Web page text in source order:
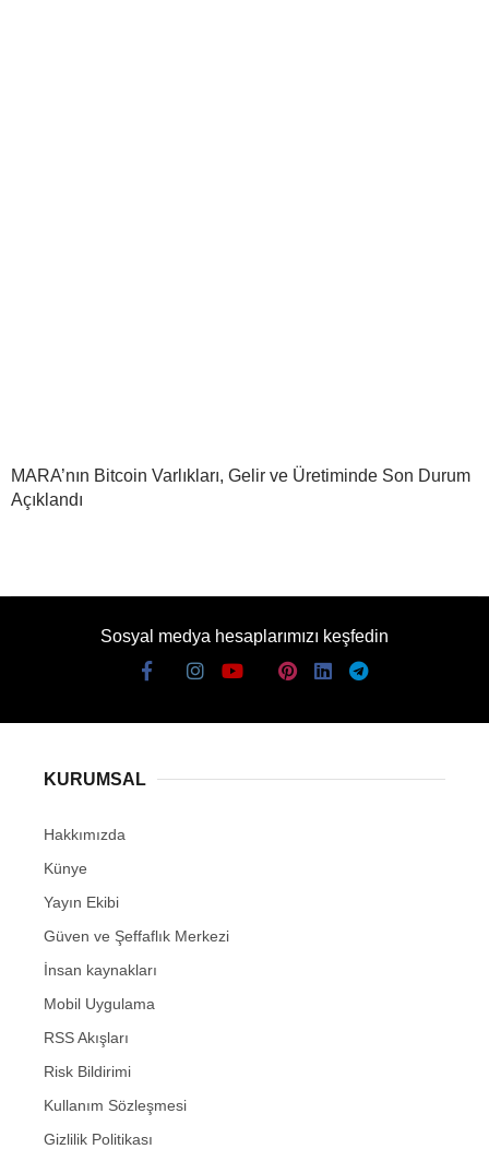
MARA’nın Bitcoin Varlıkları, Gelir ve Üretiminde Son Durum
Açıklandı
Sosyal medya hesaplarımızı keşfedin
KURUMSAL
Hakkımızda
Künye
Yayın Ekibi
Güven ve Şeffaflık Merkezi
İnsan kaynakları
Mobil Uygulama
RSS Akışları
Risk Bildirimi
Kullanım Sözleşmesi
Gizlilik Politikası